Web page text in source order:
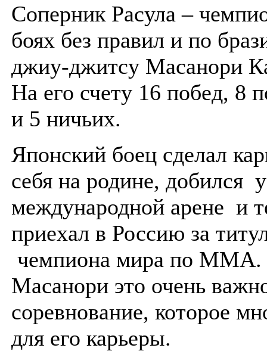
Соперник Расула –
боях без правил и по
джиу-джитсу Масанори
На его счету 16 побед, 8
и 5 ничьих.
Японский боец сделал
себя на родине, добился
международной арене и
приехал в Россию за
чемпиона мира по
Масанори это очень
соревнование, которое
для его карьеры.